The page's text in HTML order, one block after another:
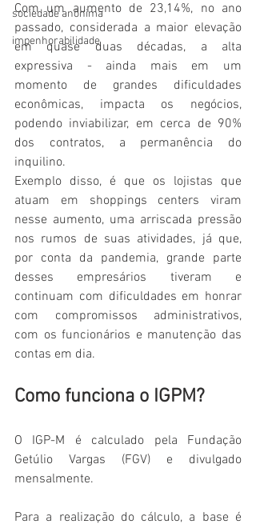
sociedade anônima
impenhorabilidade
Com um aumento de 23,14%, no ano
passado, considerada a maior elevação
em quase duas décadas, a alta
expressiva - ainda mais em um
momento de grandes dificuldades
econômicas, impacta os negócios,
podendo inviabilizar, em cerca de 90%
dos contratos, a permanência do
inquilino.
Exemplo disso, é que os lojistas que
atuam em shoppings centers viram
nesse aumento, uma arriscada pressão
nos rumos de suas atividades, já que,
por conta da pandemia, grande parte
desses empresários tiveram e
continuam com dificuldades em honrar
com compromissos administrativos,
com os funcionários e manutenção das
contas em dia.
Como funciona o IGPM?
O IGP-M é calculado pela Fundação
Getúlio Vargas (FGV) e divulgado
mensalmente.
Para a realização do cálculo, a base é